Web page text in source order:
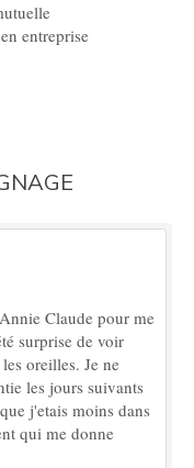
entreprise
Claude pour me
surprise de voir
oreilles. Je ne
les jours suivants
j'etais moins dans
qui me donne